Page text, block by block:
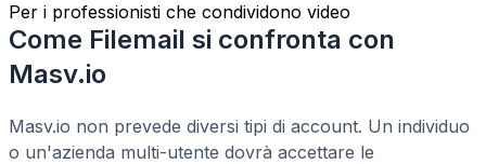
Per i professionisti che condividono video
Come Filemail si confronta con
Masv.io
Masv.io non prevede diversi tipi di account. Un individuo
o un'azienda multi-utente dovrà accettare le